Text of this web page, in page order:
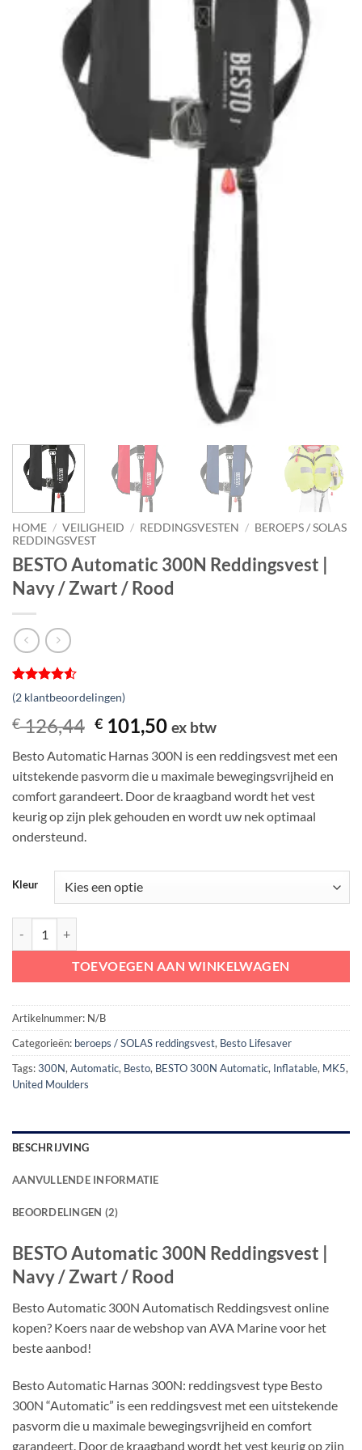
HOME / VEILIGHEID / REDDINGSVESTEN / BEROEPS / SOLAS
REDDINGSVEST
BESTO Automatic 300N Reddingsvest |
Navy / Zwart / Rood
Gewaardeerd
4.5op 5
gebaseerd
op
2
(2 klantbeoordelingen)
€126,44 Oorspronkelijke
was:
€ 126,44.
€ 101,50Huidige
is:
€ 101,50.
ex btw
Besto Automatic Harnas 300N is een reddingsvest met een
uitstekende pasvorm die u maximale bewegingsvrijheid en
comfort garandeert. Door de kraagband wordt het vest
keurig op zijn plek gehouden en wordt uw nek optimaal
ondersteund.
Kleur
TOEVOEGEN AAN WINKELWAGEN
Artikelnummer: N/B
Categorieën: beroeps / SOLAS reddingsvest, Besto Lifesaver
Tags:300N,Automatic, Besto, BESTO 300N Automatic, Inflatable, MK5,
United Moulders
BESCHRIJVING
AANVULLENDE INFORMATIE
BEOORDELINGEN (2)
BESTO Automatic 300N Reddingsvest |
Navy / Zwart / Rood
Besto Automatic 300N Automatisch Reddingsvest online
kopen? Koers naar de webshop van AVA Marine voor het
beste aanbod!
Besto Automatic Harnas 300N: reddingsvest type Besto
300N “Automatic” is een reddingsvest met een uitstekende
pasvorm die u maximale bewegingsvrijheid en comfort
garandeert. Door de kraagband wordt het vest keurig op zijn